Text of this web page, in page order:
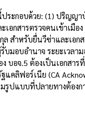
ระกอบด้วย: (1) ปริญญ
อกสารตรวจคนเข้าเมื
ำหรับยื่นวีซ่าและเอกส
มอบอำนาจ ระยะเวลา
อจ.5 ต้องเป็นเอกสาร
คลิฟอร์เนีย (CA
รูปแบบที่ปลายทางต้องก